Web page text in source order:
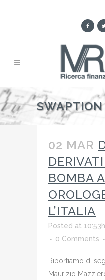
SWAPTION
02 MAR
BOMBA
L’ITALIA
Posted at 10:53h
0 Comments
Riportiamo di
Maurizio